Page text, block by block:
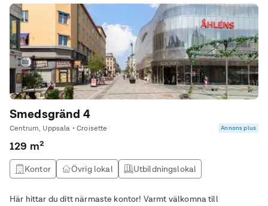
Smedsgränd 4
Centrum, Uppsala • Croisette Annons plus
129 m²
Kontor Övrig lokal
Utbildningslokal
Här hittar du ditt närmaste kontor! Varmt välkomna till